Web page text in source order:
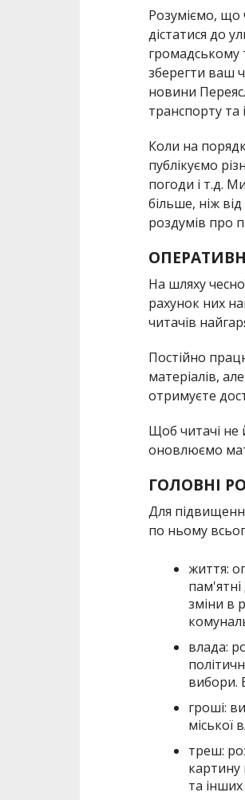
Розуміємо, що
дістатися до
громадському
зберегти ваш
новини
транспорту та
Коли на
публікуємо
погоди і т.д.
більше, ніж
роздумів про
На шляху
рахунок них
читачів
Постійно
матеріалів,
отримуєте
Щоб читачі не
оновлюємо
ГОЛОВНІ
Для
по ньому
життя:
зміни в
влада:
вибори.
гроші:
міської
треш:
та